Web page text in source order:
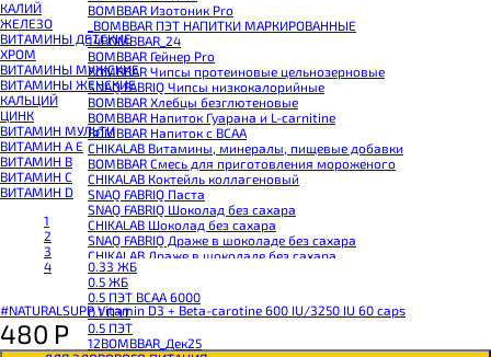
BOMBBAR Изотоник Pro
_BOMBBAR ПЭТ НАПИТКИ МАРКИРОВАННЫЕ
14BOMBBAR_24
BOMBBAR Гейнер Pro
BOMBBAR Чипсы протеиновые цельнозерновые
SNAQ FABRIQ Чипсы низкокалорийные
BOMBBAR Хлебцы безглютеновые
BOMBBAR Напиток Гуарана и L-carnitine
BOMBBAR Напиток с BCAA
CHIKALAB Витамины, минералы, пищевые добавки
BOMBBAR Смесь для приготовления мороженого
CHIKALAB Коктейль коллагеновый
SNAQ FABRIQ Паста
SNAQ FABRIQ Шоколад без сахара
CHIKALAB Шоколад без сахара
SNAQ FABRIQ Драже в шоколаде без сахара
CHIKALAB Драже в шоколаде без сахара
BOMBBAR Каша овсяная с белком
BOMBBAR Джем низкокалорийный
BOMBBAR Сахарозаменитель
BOMBBAR Паста
CHIKALAB Паста
CHIKALAB Смеси для выпечки
0.33 ЖБ
0.5 ЖБ
0.5 ПЭТ ВСАА 6000
0.1 ПЭТ
0.5 ПЭТ
12BOMBBAR_Дек25
КАЛИЙ
ЖЕЛЕЗО
ВИТАМИНЫ ДЕТСКИЕ
ХРОМ
ВИТАМИНЫ МУЖСКИЕ
ВИТАМИНЫ ЖЕНСКИЕ
КАЛЬЦИЙ
ЦИНК
ВИТАМИН МУЛЬТИ
ВИТАМИН A E
ВИТАМИН B
ВИТАМИН C
ВИТАМИН D
1
2
3
4
#NATURALSUPP Vitamin D3 + Beta-carotine 600 IU/3250 IU 60 caps
480 Р